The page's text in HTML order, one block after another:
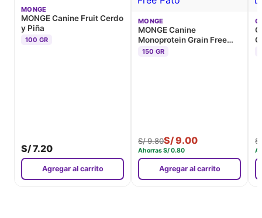
MONGE
MONGE Canine Fruit Cerdo
y Piña
100 GR
S/7.20
Agregar al carrito
MONGE
MONGE Canine
Monoprotein Grain Free
Pato
150 GR
S/9.80S/9.00
AhorrasS/0.80
Agregar al carrito
S/